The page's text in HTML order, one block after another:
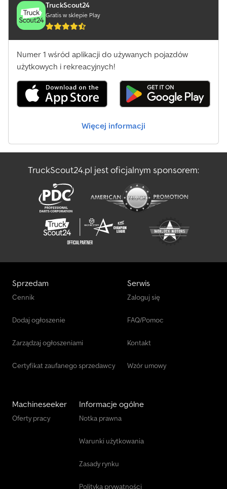
TruckScout24
Gratis w sklepie Play
Numer 1 wśród aplikacji do używanych pojazdów
użytkowych i rekreacyjnych!
Więcej informacji
TruckScout24.pl jest oficjalnym sponsorem:
Sprzedam
Cennik
Dodaj ogłoszenie
Zarządzaj ogłoszeniami
Certyfikat zaufanego sprzedawcy
Serwis
Zaloguj się
FAQ/Pomoc
Kontakt
Wzór umowy
Machineseeker
Oferty pracy
Informacje ogólne
Notka prawna
Warunki użytkowania
Zasady rynku
Polityka prywatności